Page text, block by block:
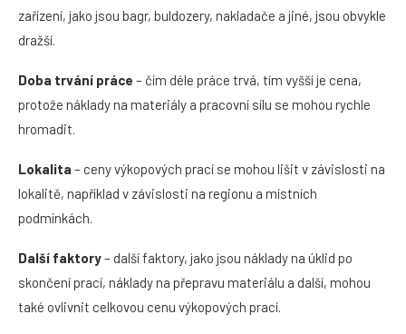
zařízení, jako jsou bagr, buldozery, nakladače a jiné, jsou obvykle
dražší.
Doba trvání práce – čím déle práce trvá, tím vyšší je cena,
protože náklady na materiály a pracovní sílu se mohou rychle
hromadit.
Lokalita – ceny výkopových prací se mohou lišit v závislosti na
lokalitě, například v závislosti na regionu a místních
podmínkách.
Další faktory– další faktory, jako jsou náklady na úklid po
skončení prací, náklady na přepravu materiálu a další, mohou
také ovlivnit celkovou cenu výkopových prací.